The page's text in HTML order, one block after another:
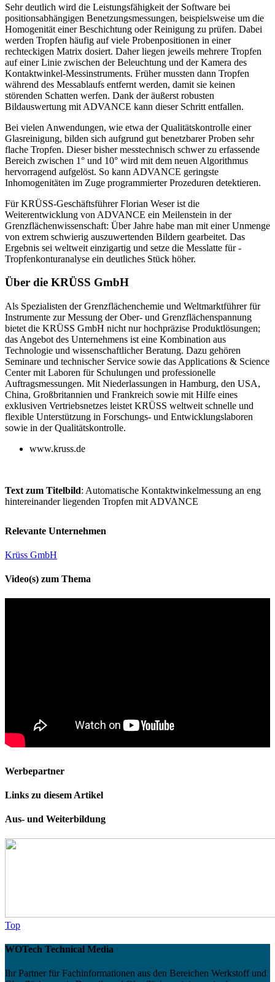
Sehr deutlich wird die Leistungsfähigkeit der Software bei
positionsabhängigen Benetzungsmessungen, beispielsweise um die
Homogenität einer Beschichtung oder Reinigung zu prüfen. Dabei
werden Tropfen häufig auf viele Probenpositionen in einer
rechteckigen Matrix dosiert. Daher liegen jeweils mehrere Tropfen
auf einer Linie zwischen der Beleuchtung und der Kamera des
Kontaktwinkel-Messinstruments. Früher ­mussten dann Tropfen
während des Messablaufs entfernt werden, damit sie keinen
störenden Schatten werfen. Dank der äußerst robusten
Bildauswertung mit ADVANCE kann dieser Schritt entfallen.
Bei vielen Anwendungen, wie etwa der Qualitätskontrolle einer
Glasreinigung, bilden sich aufgrund gut benetzbarer Proben sehr
flache Tropfen. Dieser bisher messtechnisch schwer zu erfassende
Bereich zwischen 1° und 10° wird mit dem neuen Algorithmus
hervorragend aufgelöst. So kann ADVANCE geringste
Inhomogenitäten im Zuge programmierter Prozeduren detektieren.
Für KRÜSS-Geschäftsführer Florian Weser ist die
Weiterentwicklung von ADVANCE ein Meilenstein in der
Grenzflächenwissenschaft: Über Jahre habe man mit einer Unmenge
von extrem schwierig auszuwertenden Bildern gearbeitet. Das
Ergebnis sei weltweit einzigartig und setze die Mess­latte für ­
Tropfenkonturanalyse ein deutliches Stück höher.
Über die KRÜSS GmbH
Als Spezialisten der Grenzflächenchemie und Weltmarktführer für
Instrumente zur Messung der Ober- und Grenzflächenspannung
bietet die KRÜSS GmbH nicht nur hochpräzise Produktlösungen;
das Angebot des Unternehmens ist eine Kombination aus
Technologie und wissenschaftlicher Beratung. Dazu gehören
Seminare und technischer Service sowie das Applications & Science
Center mit Laboren für Schulungen und professionelle
Auftragsmessungen. Mit Niederlassungen in Hamburg, den USA,
China, Großbritannien und Frankreich sowie mit Hilfe eines
exklusiven Vertriebsnetzes leistet KRÜSS weltweit schnelle und
flexible Unterstützung in Forschungs- und Entwicklungslaboren
sowie in der Qualitätskontrolle.
www.kruss.de
Text zum Titelbild: Automatische Kontaktwinkelmessung an eng
hintereinander liegenden Tropfen mit ADVANCE
Relevante Unternehmen
Krüss GmbH
Video(s) zum Thema
Werbepartner
Links zu diesem Artikel
Aus- und Weiterbildung
Top
WOTech Technical Media
Ihr Partner für Fachinformationen aus den Bereichen Werkstoff und